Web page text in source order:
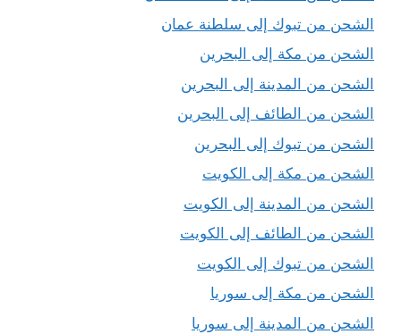
الشحن من تبوك إلى سلطنة عمان
الشحن من مكة إلى البحرين
الشحن من المدينة إلى البحرين
الشحن من الطائف إلى البحرين
الشحن من تبوك إلى البحرين
الشحن من مكة إلى الكويت
الشحن من المدينة إلى الكويت
الشحن من الطائف إلى الكويت
الشحن من تبوك إلى الكويت
الشحن من مكة إلى سوريا
الشحن من المدينة إلى سوريا